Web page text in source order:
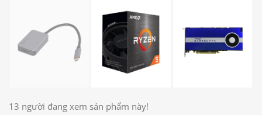
13 người đang xem sản phẩm này!